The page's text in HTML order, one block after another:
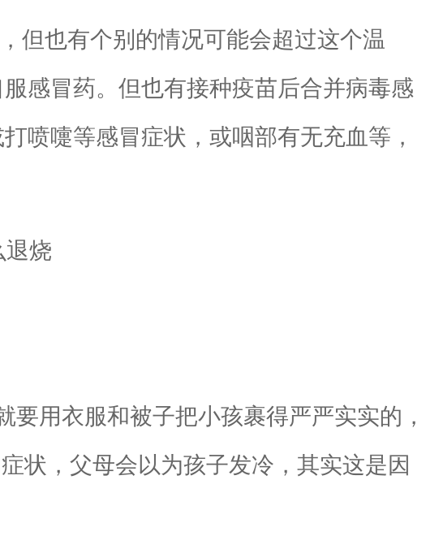
也有个别的情况可能会超过这个温
感冒药。但也有接种疫苗后合并病毒感
喷嚏等感冒症状，或咽部有无充血等，
用衣服和被子把小孩裹得严严实实的，
状，父母会以为孩子发冷，其实这是因